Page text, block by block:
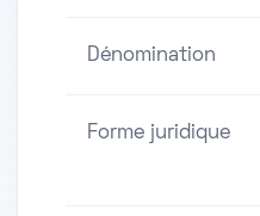
Dénomination
Forme juridique